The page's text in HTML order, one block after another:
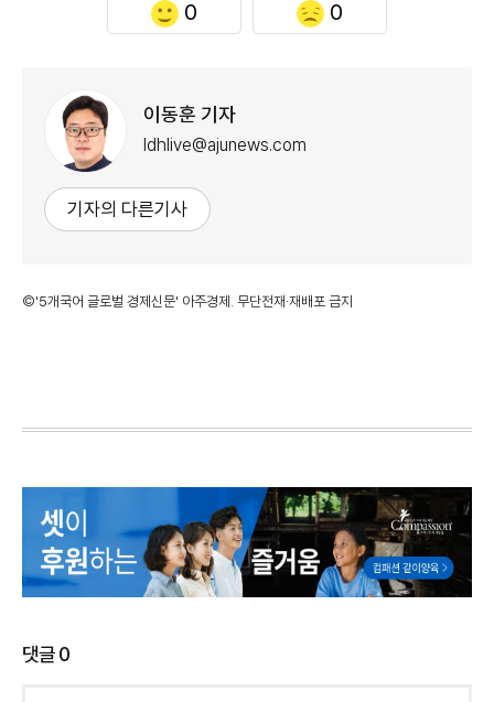
0 0
이동훈 기자
ldhlive@ajunews.com
기자의 다른기사
©'5개국어 글로벌 경제신문' 아주경제. 무단전재·재배포 금지
댓글0